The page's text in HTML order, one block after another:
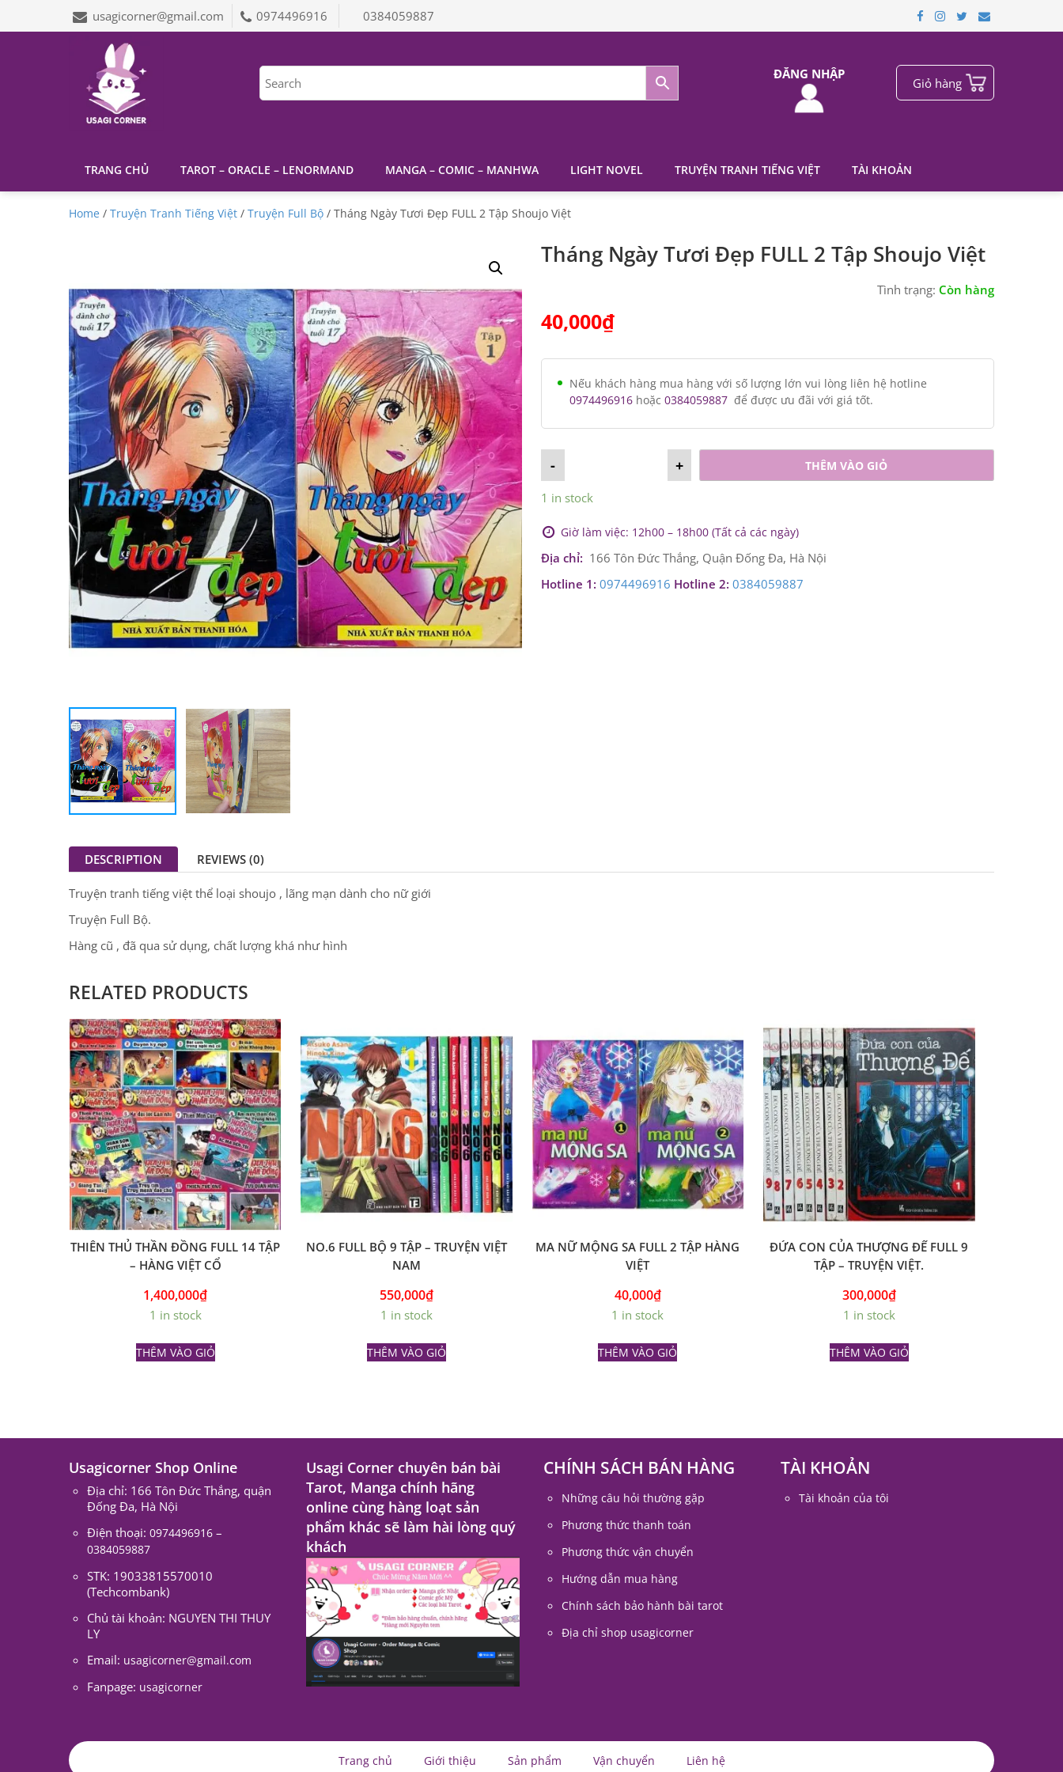
usagicorner@gmail.com 0974496916 0384059887
Giỏ hàng
ĐĂNG NHẬP
TRANG CHỦ TAROT – ORACLE – LENORMAND MANGA – COMIC – MANHWA LIGHT NOVEL TRUYỆN TRANH TIẾNG VIỆT TÀI KHOẢN
Home / Truyện Tranh Tiếng Việt / Truyện Full Bộ / Tháng Ngày Tươi Đẹp FULL 2 Tập Shoujo Việt
Tháng Ngày Tươi Đẹp FULL 2 Tập Shoujo Việt
Tình trạng: Còn hàng
40,000₫
Nếu khách hàng mua hàng với số lượng lớn vui lòng liên hệ hotline
0974496916hoặc 0384059887để được ưu đãi với giá tốt.
+
- THÊM VÀO GIỎ
1 in stock
Giờ làm việc: 12h00 – 18h00 (Tất cả các ngày)
Địa chỉ: 166 Tôn Đức Thắng, Quận Đống Đa, Hà Nội
Hotline 1: 0974496916 Hotline 2: 0384059887
DESCRIPTION REVIEWS (0)
Truyện tranh tiếng việt thể loại shoujo , lãng mạn dành cho nữ giới
Truyện Full Bộ.
Hàng cũ , đã qua sử dụng, chất lượng khá như hình
RELATED PRODUCTS
THIÊN THỦ THẦN ĐỒNG FULL 14 TẬP
– HÀNG VIỆT CỔ
1,400,000₫
1 in stock
THÊM VÀO GIỎ
NO.6 FULL BỘ 9 TẬP – TRUYỆN VIỆT
NAM
550,000₫
1 in stock
THÊM VÀO GIỎ
MA NỮ MỘNG SA FULL 2 TẬP HÀNG
VIỆT
40,000₫
1 in stock
THÊM VÀO GIỎ
ĐỨA CON CỦA THƯỢNG ĐẾ FULL 9
TẬP – TRUYỆN VIỆT.
300,000₫
1 in stock
THÊM VÀO GIỎ
Usagicorner Shop Online
Địa chỉ: 166 Tôn Đức Thắng, quận
Đống Đa, Hà Nội
Điện thoại: 0974496916 –
0384059887
STK: 19033815570010
(Techcombank)
Chủ tài khoản: NGUYEN THI THUY
LY
Email: usagicorner@gmail.com
Fanpage: usagicorner
Usagi Corner chuyên bán bài
Tarot, Manga chính hãng
online cùng hàng loạt sản
phẩm khác sẽ làm hài lòng quý
khách
CHÍNH SÁCH BÁN HÀNG
Những câu hỏi thường gặp
Phương thức thanh toán
Phương thức vận chuyển
Hướng dẫn mua hàng
Chính sách bảo hành bài tarot
Địa chỉ shop usagicorner
TÀI KHOẢN
Tài khoản của tôi
Trang chủ Giới thiệu Sản phẩm Vận chuyển Liên hệ